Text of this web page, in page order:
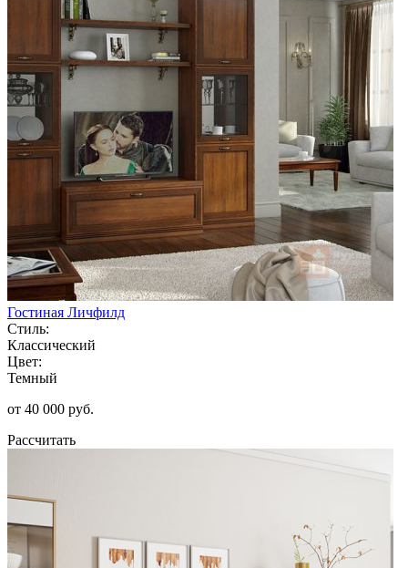
Гостиная Личфилд
Стиль:
Классический
Цвет:
Темный
от 40 000 руб.
Рассчитать